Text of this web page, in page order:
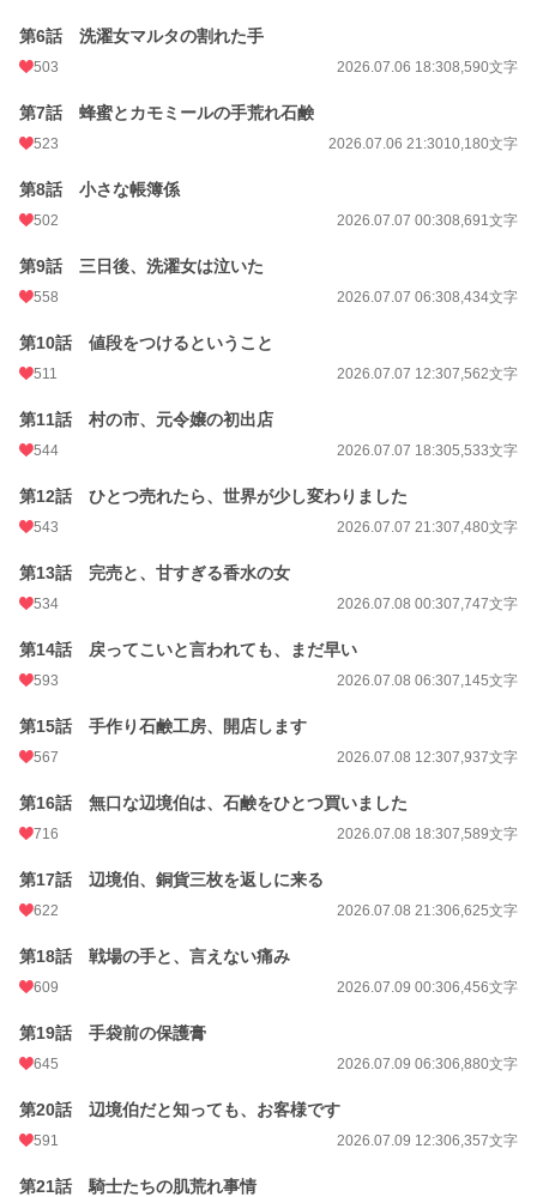
お気に入り
文字数
更新日時 2026.08.07 18:30
初回公開日時
週間ポイント 64,934 pt (138 位)
月間ポイント
年間ポイント 513,233 pt (993 位)
第6話 洗濯女マルタの割れた手
503 2026.07.06 18:308,590文字
第7話 蜂蜜とカモミールの手荒れ石鹸
523 2026.07.06 21:3010,180文字
第8話 小さな帳簿係
502 2026.07.07 00:308,691文字
第9話 三日後、洗濯女は泣いた
558 2026.07.07 06:308,434文字
第10話 値段をつけるということ
511 2026.07.07 12:307,562文字
第11話 村の市、元令嬢の初出店
544 2026.07.07 18:305,533文字
第12話 ひとつ売れたら、世界が少し変わりました
543 2026.07.07 21:307,480文字
第13話 完売と、甘すぎる香水の女
534 2026.07.08 00:307,747文字
第14話 戻ってこいと言われても、まだ早い
593 2026.07.08 06:307,145文字
第15話 手作り石鹸工房、開店します
567 2026.07.08 12:307,937文字
第16話 無口な辺境伯は、石鹸をひとつ買いました
716 2026.07.08 18:307,589文字
第17話 辺境伯、銅貨三枚を返しに来る
622 2026.07.08 21:306,625文字
第18話 戦場の手と、言えない痛み
609 2026.07.09 00:306,456文字
第19話 手袋前の保護膏
645 2026.07.09 06:306,880文字
第20話 辺境伯だと知っても、お客様です
591 2026.07.09 12:306,357文字
第21話 騎士たちの肌荒れ事情